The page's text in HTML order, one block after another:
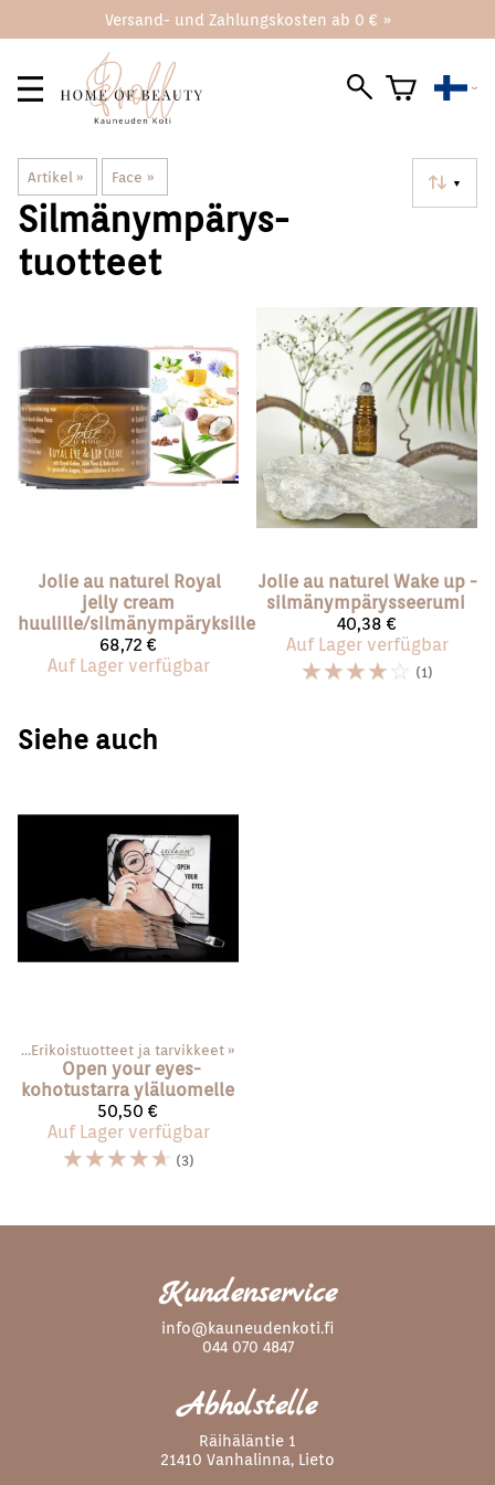
Versand- und Zahlungskosten ab 0 € »
Artikel ‪» Face ‪» ▼
Silmänympärys-
tuotteet
Jolie au naturel Royal
jelly cream
huulille/silmänympäryksille
68,72 €
Auf Lager verfügbar
Jolie au naturel Wake up -
silmänympärysseerumi
40,38 €
Auf Lager verfügbar
☆☆☆☆☆ (1)
Siehe auch
‪» Erikoistuotteet ja tarvikkeet ‪»
Open your eyes-
kohotustarra yläluomelle
50,50 €
Auf Lager verfügbar
☆☆☆☆☆ (3)
Kundenservice
info@kauneudenkoti.fi
044 070 4847
Abholstelle
Räihäläntie 1
21410 Vanhalinna, Lieto